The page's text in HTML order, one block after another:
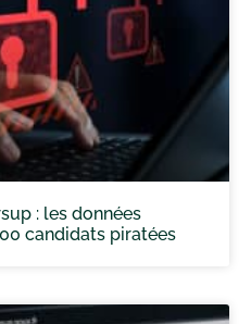
: les données
candidats piratées